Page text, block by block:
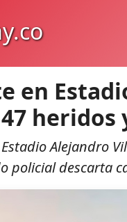
en
heridos
Alejandro
policial descarta